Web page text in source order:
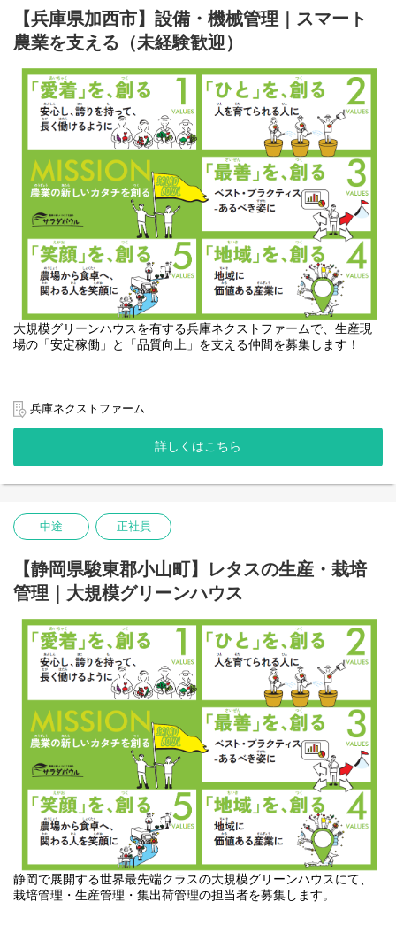
2. 生産管理
多くの人手を必要とする農業において、「人」の想いはなにより
大切になります。
約100名のパートさんに寄り添って、皆さんがスムーズに作業でき
るよう指揮をとる仕事です。
パートさんの年齢や体力を考慮し、誰もが安全かつスムーズに動
けるように工夫をこらします。
生産管理者がパートさんに的確な指示を出すためには、他の担当
者とのチームワークが必要不可欠です。
3. 集出荷管理
圃場では、独自の商品ブランドを扱っており、パッキング（袋詰
め）から自社で行っています。
大切に育て、一生懸命に作業して収穫された野菜を、最高の状態
で取引先や消費者のもとへ確実に届けるために、
収穫されたばかりの新鮮な野菜をパートさんと協力して袋詰め・
箱詰めし、全国各地へ出荷するまでの管理を行います。
～地域密着型の働き方をご希望の方へ～
専門社員（地域限定社員）としての採用も可能です。勤務エリア
や転勤範囲に制限がある働き方をご希望の方はご相談ください。
皆さまのご応募・お問い合わせをお待ちしております！
【兵庫県加西市】設備・機械管理｜スマート
農業を支える（未経験歓迎）
大規模グリーンハウスを有する兵庫ネクストファームで、生産現
場の「安定稼働」と「品質向上」を支える仲間を募集します！
農業の生産現場では、機械や設備のメンテナンスが欠かせませ
ん。
今回募集するポジションは、農場の心臓部を守る設備管理を中心
に、生産・集出荷のサポートまで幅広く担う重要な役割です。
経験者はもちろん、工業系の学校で学んだ方や、機械いじりが好
きな方にも積極的にチャレンジしていただけます。
ご経験やお持ちのスキルに合わせて以下業務をお任せします。
※業務構成は、設備管理業務：7割／生産管理・集出荷管理業務：
3割 を想定しています。
■ 設備管理業務（7割）
農場内で使用する機械・設備のメンテナンスや保守を中心に行っ
ていただきます。
・農場内設備・機械の定期点検・保守・修理対応
・故障発生時の原因特定および応急対応
・機械メーカー・修理業者との調整や立会い
・部品交換やメンテナンススケジュールの管理
・新規機械・設備導入時の試運転や操作指導
・配管やボイラーなど温室関連設備の保守・点検・調整
・作業効率化に向けた改善提案
※入社後は、先輩スタッフがOJT形式でサポートします。未経験
の方でも、機械に触れることが好きな方なら十分に活躍できま
す。
「どれか一つでも興味がある」「少しずつ覚えていきたい」とい
う方も大歓迎です。得意なことからスタートし、少しずつ業務の
幅を広げていきましょう！
■ 生産管理・集出荷管理業務（3割）
〈生産管理〉
・日々の作業計画や人員配置のサポート
・パートスタッフへの作業指示・進捗確認
兵庫ネクストファーム
詳しくはこちら
中途 正社員
【静岡県駿東郡小山町】レタスの生産・栽培
管理｜大規模グリーンハウス
静岡で展開する世界最先端クラスの大規模グリーンハウスにて、
栽培管理・生産管理・集出荷管理の担当者を募集します。